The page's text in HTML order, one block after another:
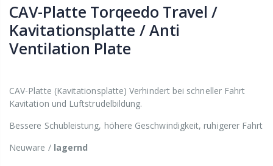
CAV-Platte Torqeedo Travel /
Kavitationsplatte / Anti
Ventilation Plate
CAV-Platte (Kavitationsplatte) Verhindert bei schneller Fahrt
Kavitation und Luftstrudelbildung.
Bessere Schubleistung, höhere Geschwindigkeit, ruhigerer Fahrt
Neuware / lagernd